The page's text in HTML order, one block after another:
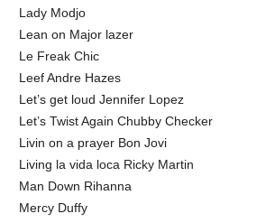
Lady Modjo
Lean on Major lazer
Le Freak Chic
Leef Andre Hazes
Let’s get loud Jennifer Lopez
Let’s Twist Again Chubby Checker
Livin on a prayer Bon Jovi
Living la vida loca Ricky Martin
Man Down Rihanna
Mercy Duffy